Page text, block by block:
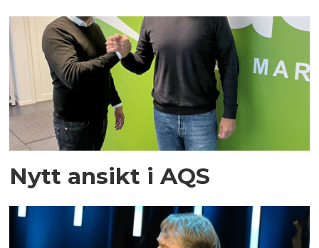
Nytt ansikt i AQS